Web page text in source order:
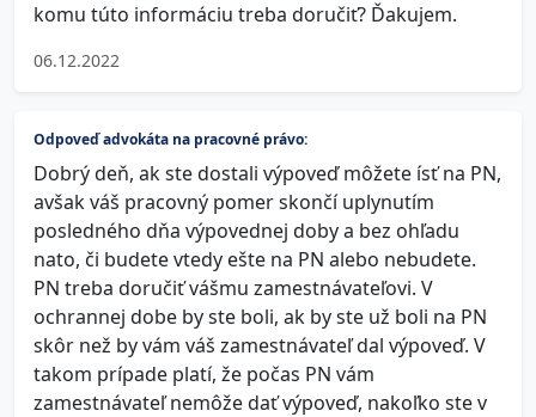
komu túto informáciu treba doručiť? Ďakujem.
06.12.2022
Odpoveď advokáta na pracovné právo:
Dobrý deň, ak ste dostali výpoveď môžete ísť na PN,
avšak váš pracovný pomer skončí uplynutím
posledného dňa výpovednej doby a bez ohľadu
nato, či budete vtedy ešte na PN alebo nebudete.
PN treba doručiť vášmu zamestnávateľovi. V
ochrannej dobe by ste boli, ak by ste už boli na PN
skôr než by vám váš zamestnávateľ dal výpoveď. V
takom prípade platí, že počas PN vám
zamestnávateľ nemôže dať výpoveď, nakoľko ste v